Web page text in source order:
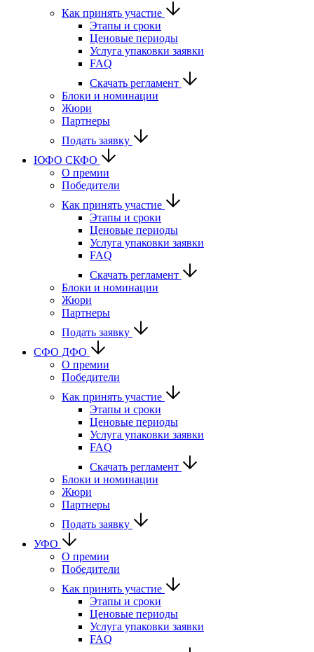
Как принять участие
Этапы и сроки
Ценовые периоды
Услуга упаковки заявки
FAQ
Скачать регламент
Блоки и номинации
Жюри
Партнеры
Подать заявку
ЮФО СКФО
О премии
Победители
Как принять участие
Этапы и сроки
Ценовые периоды
Услуга упаковки заявки
FAQ
Скачать регламент
Блоки и номинации
Жюри
Партнеры
Подать заявку
CФО ДФО
О премии
Победители
Как принять участие
Этапы и сроки
Ценовые периоды
Услуга упаковки заявки
FAQ
Скачать регламент
Блоки и номинации
Жюри
Партнеры
Подать заявку
УФО
О премии
Победители
Как принять участие
Этапы и сроки
Ценовые периоды
Услуга упаковки заявки
FAQ